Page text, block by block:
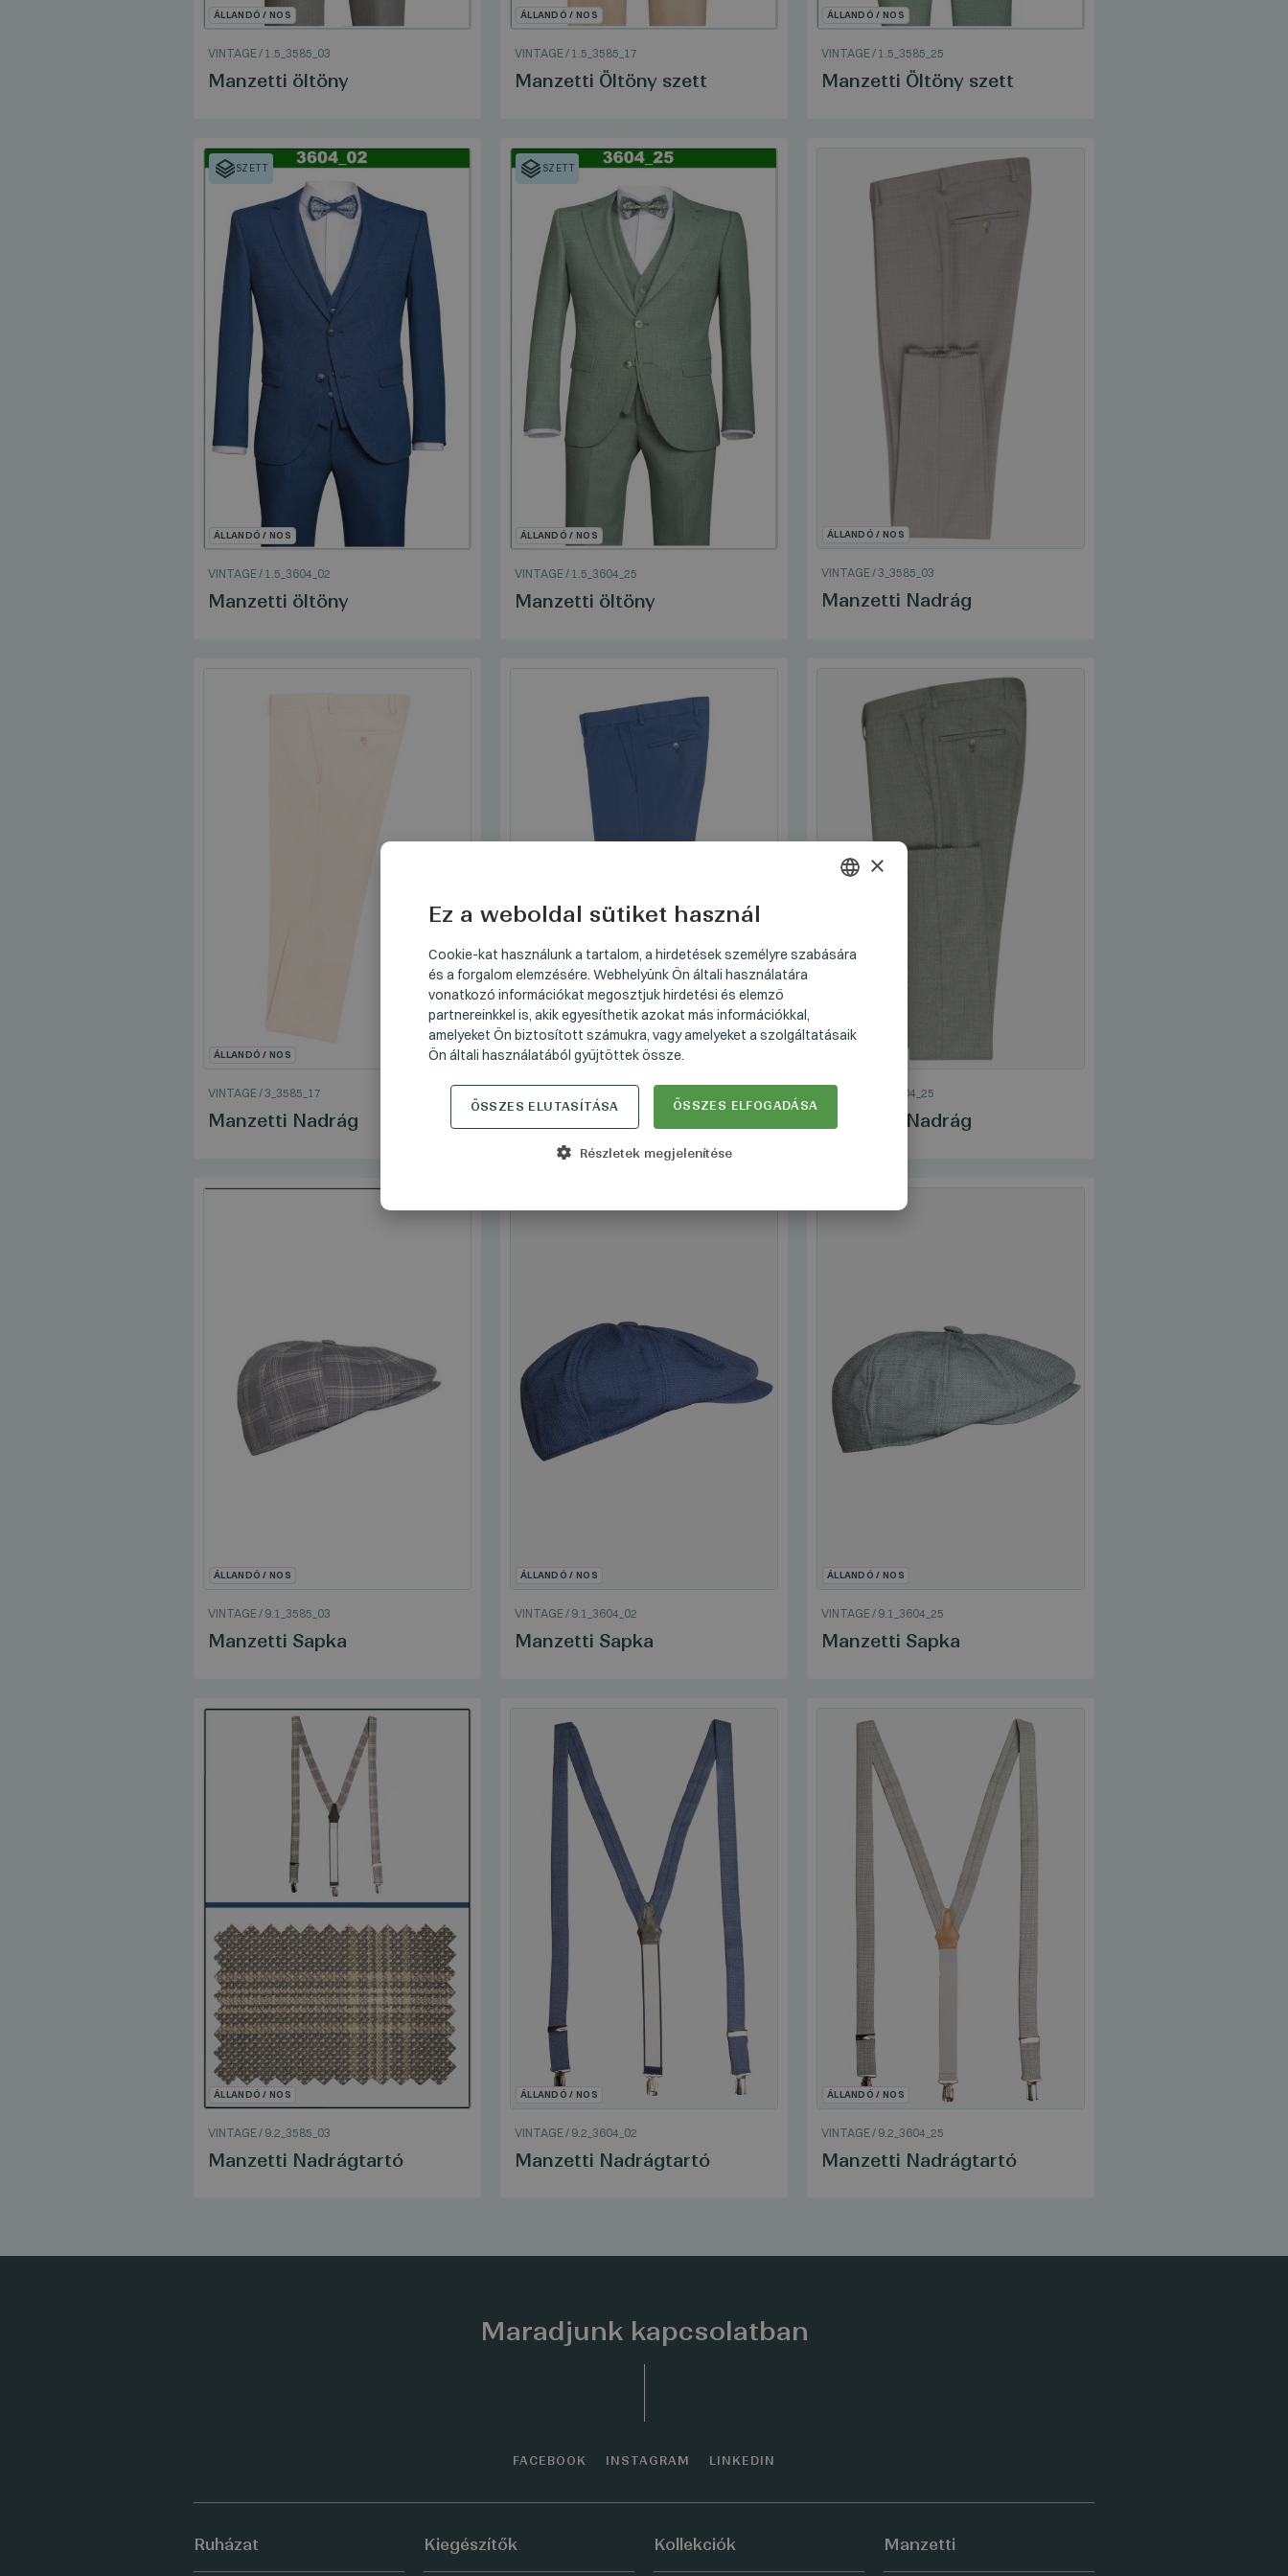
ÁLLANDÓ / NOS
VINTAGE/ 1.5_3585_03
Manzetti öltöny
ÁLLANDÓ / NOS
VINTAGE/ 1.5_3585_17
Manzetti Öltöny szett
ÁLLANDÓ / NOS
VINTAGE/ 1.5_3585_25
Manzetti Öltöny szett
SZETT
ÁLLANDÓ / NOS
VINTAGE/ 1.5_3604_02
Manzetti öltöny
SZETT
ÁLLANDÓ / NOS
VINTAGE/ 1.5_3604_25
Manzetti öltöny
ÁLLANDÓ / NOS
VINTAGE/3_3585_03
Manzetti Nadrág
ÁLLANDÓ / NOS
VINTAGE/3_3585_17
Manzetti Nadrág
ÁLLANDÓ / NOS
Manzetti Nadrág
3_3604_25
Manzetti Nadrág
ÁLLANDÓ / NOS
VINTAGE/ 9.1_3585_03
Manzetti Sapka
ÁLLANDÓ / NOS
VINTAGE/ 9.1_3604_02
Manzetti Sapka
ÁLLANDÓ / NOS
VINTAGE/ 9.1_3604_25
Manzetti Sapka
ÁLLANDÓ / NOS
VINTAGE/ 9.2_3585_03
Manzetti Nadrágtartó
ÁLLANDÓ / NOS
VINTAGE/ 9.2_3604_02
Manzetti Nadrágtartó
ÁLLANDÓ / NOS
VINTAGE/ 9.2_3604_25
Manzetti Nadrágtartó
Maradjunk kapcsolatban
FACEBOOK INSTAGRAM LINKEDIN
Ruházat Kiegészítők Kollekciók Manzetti
GERMAN
×
Ez a weboldal sütiket használ
Cookie-kat használunk a tartalom, a hirdetések személyre szabására
és a forgalom elemzésére. Webhelyünk Ön általi használatára
vonatkozó információkat megosztjuk hirdetési és elemző
partnereinkkel is, akik egyesíthetik azokat más információkkal,
amelyeket Ön biztosított számukra, vagy amelyeket a szolgáltatásaik
Ön általi használatából gyűjtöttek össze.
ÖSSZES ELFOGADÁSA
ÖSSZES ELUTASÍTÁSA
Részletek megjelenítése